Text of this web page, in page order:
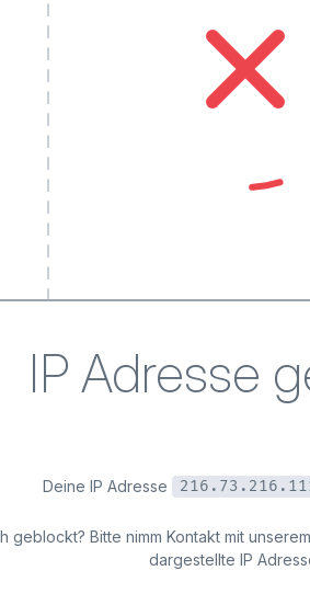
IP Adresse
Deine IP Adresse
geblockt? Bitte nimm Kontakt mit
dargestellte IP